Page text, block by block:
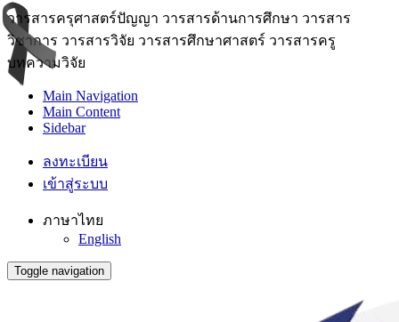
วารสารครุศาสตร์ปัญญา วารสารด้านการศึกษา วารสาร
วิชาการ วารสารวิจัย วารสารศึกษาศาสตร์ วารสารครู
บทความวิจัย
Main Navigation
Main Content
Sidebar
ลงทะเบียน
เข้าสู่ระบบ
ภาษาไทย
English
Toggle navigation